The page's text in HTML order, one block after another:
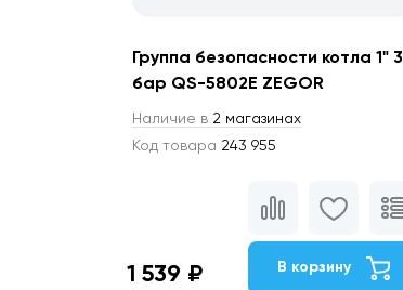
Группа безопасности котла 1" 3
бар QS-5802E ZEGOR
Наличие в 2 магазинах
Код товара 243 955
1 539 ₽ В корзину